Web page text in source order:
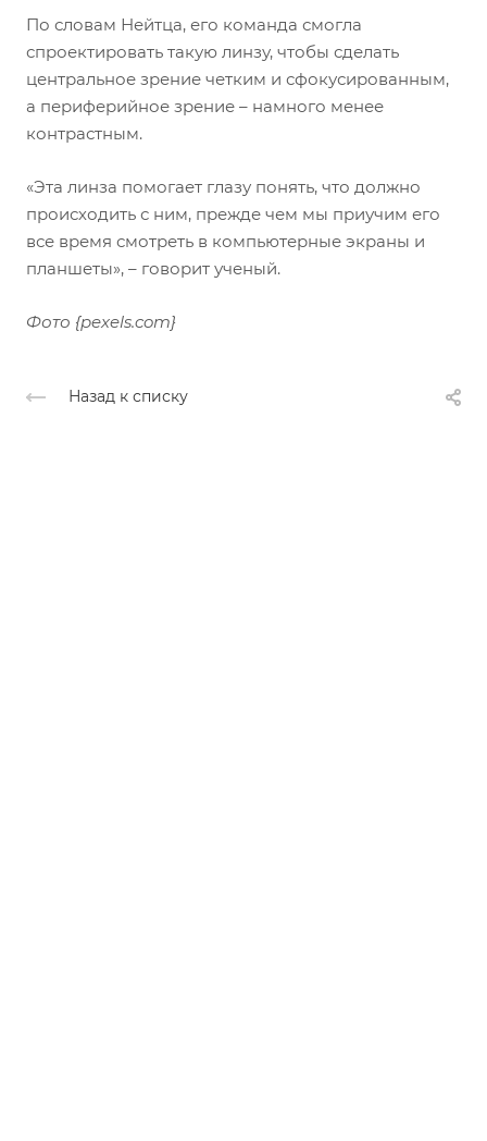
По словам Нейтца, его команда смогла
спроектировать такую линзу, чтобы сделать
центральное зрение четким и сфокусированным,
а периферийное зрение – намного менее
контрастным.
«Эта линза помогает глазу понять, что должно
происходить с ним, прежде чем мы приучим его
все время смотреть в компьютерные экраны и
планшеты», – говорит ученый.
Фото {pexels.com}
Назад к списку